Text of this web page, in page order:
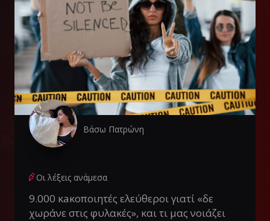
Βάσω Πατρώνη
Οι λέξεις ανάμεσα
9.000 κaκοποιητές ελεύθεροι γιατί «δε
χωράνε στις φυλακές», και τι μας νοιάζει